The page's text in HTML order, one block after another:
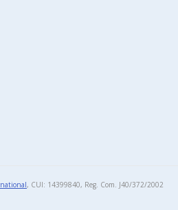
, CUI: 14399840, Reg. Com. J40/372/2002​